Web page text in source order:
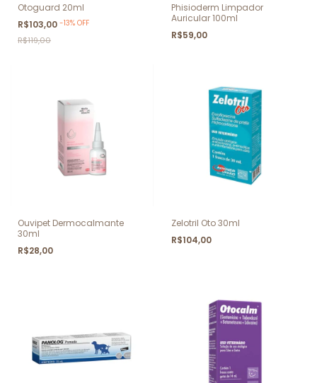
Otoguard 20ml
R$103,00 -13% OFF
R$119,00
Phisioderm Limpador
Auricular 100ml
R$59,00
Ouvipet Dermocalmante
30ml
R$28,00
Zelotril Oto 30ml
R$104,00